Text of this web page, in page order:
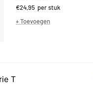
Kortings
prijs
€24,95 per stuk
+ Toevoegen